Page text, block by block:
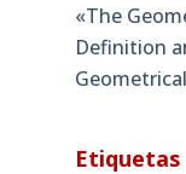
«The
Definition
Etiquetas